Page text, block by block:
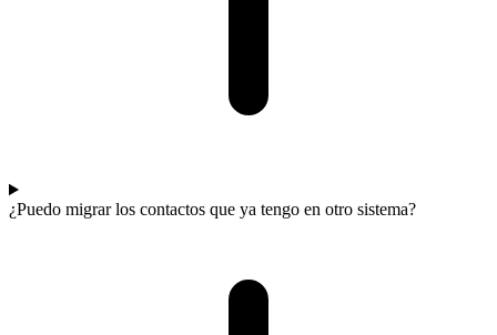
¿Puedo migrar los contactos que ya tengo en otro sistema?